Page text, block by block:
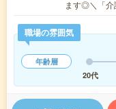
ます◎＼「介
職場の雰囲気
年齢層
20代